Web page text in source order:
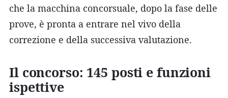
che la macchina concorsuale, dopo la fase delle
prove, è pronta a entrare nel vivo della
correzione e della successiva valutazione.
Il concorso: 145 posti e funzioni
ispettive